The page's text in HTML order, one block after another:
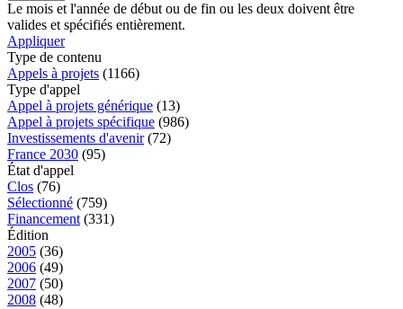
Le mois et l'année de début ou de fin ou les deux doivent être
valides et spécifiés entièrement.
Appliquer
Type de contenu
Appels à projets (1166)
Type d'appel
Appel à projets générique (13)
Appel à projets spécifique (986)
Investissements d'avenir (72)
France 2030 (95)
État d'appel
Clos (76)
Sélectionné (759)
Financement (331)
Édition
2005 (36)
2006 (49)
2007 (50)
2008 (48)